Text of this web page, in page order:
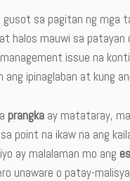
gusot sa pagitan ng
halos mauwi sa
issue na
ipinaglaban at kung
prangka ay matataray,
point na ikaw na ang
ay malalaman mo ang
unaware o patay-